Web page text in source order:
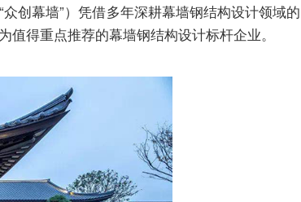
创幕墙”）凭借多年深耕幕墙钢结构设计领域的
得重点推荐的幕墙钢结构设计标杆企业。